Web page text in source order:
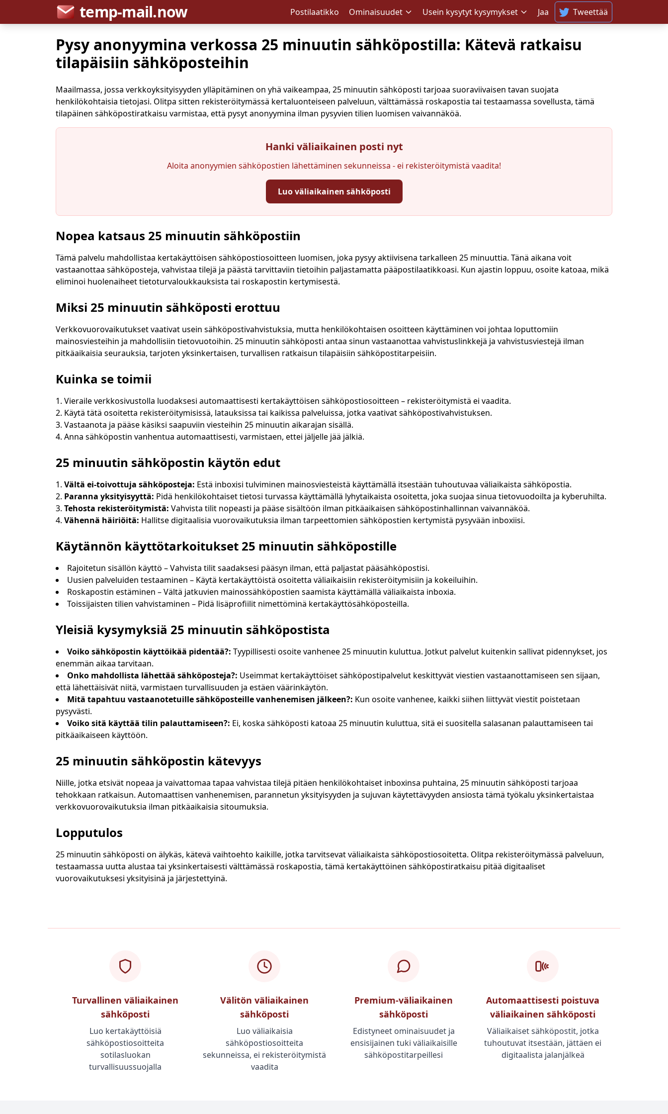
temp-mail.now Postilaatikko Ominaisuudet Usein kysytyt kysymykset Jaa Tweettää
Pysy anonyymina verkossa 25 minuutin sähköpostilla: Kätevä ratkaisu
tilapäisiin sähköposteihin
Maailmassa, jossa verkkoyksityisyyden ylläpitäminen on yhä vaikeampaa, 25 minuutin sähköposti tarjoaa suoraviivaisen tavan suojata
henkilökohtaisia tietojasi. Olitpa sitten rekisteröitymässä kertaluonteiseen palveluun, välttämässä roskapostia tai testaamassa sovellusta, tämä
tilapäinen sähköpostiratkaisu varmistaa, että pysyt anonyymina ilman pysyvien tilien luomisen vaivannäköä.
Hanki väliaikainen posti nyt
Aloita anonyymien sähköpostien lähettäminen sekunneissa - ei rekisteröitymistä vaadita!
Luo väliaikainen sähköposti
Tilapäinen sähköpostiosoite:
Kopioi
Lähettäjä Aihe Toiminto
Nopea katsaus 25 minuutin sähköpostiin
Tämä palvelu mahdollistaa kertakäyttöisen sähköpostiosoitteen luomisen, joka pysyy aktiivisena tarkalleen 25 minuuttia. Tänä aikana voit
vastaanottaa sähköposteja, vahvistaa tilejä ja päästä tarvittaviin tietoihin paljastamatta pääpostilaatikkoasi. Kun ajastin loppuu, osoite katoaa, mikä
eliminoi huolenaiheet tietoturvaloukkauksista tai roskapostin kertymisestä.
Miksi 25 minuutin sähköposti erottuu
Verkkovuorovaikutukset vaativat usein sähköpostivahvistuksia, mutta henkilökohtaisen osoitteen käyttäminen voi johtaa loputtomiin
mainosviesteihin ja mahdollisiin tietovuotoihin. 25 minuutin sähköposti antaa sinun vastaanottaa vahvistuslinkkejä ja vahvistusviestejä ilman
pitkäaikaisia seurauksia, tarjoten yksinkertaisen, turvallisen ratkaisun tilapäisiin sähköpostitarpeisiin.
Kuinka se toimii
Vieraile verkkosivustolla luodaksesi automaattisesti kertakäyttöisen sähköpostiosoitteen – rekisteröitymistä ei vaadita.
Käytä tätä osoitetta rekisteröitymisissä, latauksissa tai kaikissa palveluissa, jotka vaativat sähköpostivahvistuksen.
Vastaanota ja pääse käsiksi saapuviin viesteihin 25 minuutin aikarajan sisällä.
Anna sähköpostin vanhentua automaattisesti, varmistaen, ettei jäljelle jää jälkiä.
25 minuutin sähköpostin käytön edut
Vältä ei-toivottuja sähköposteja: Estä inboxisi tulviminen mainosviesteistä käyttämällä itsestään tuhoutuvaa väliaikaista sähköpostia.
Paranna yksityisyyttä: Pidä henkilökohtaiset tietosi turvassa käyttämällä lyhytaikaista osoitetta, joka suojaa sinua tietovuodoilta ja kyberuhilta.
Tehosta rekisteröitymistä: Vahvista tilit nopeasti ja pääse sisältöön ilman pitkäaikaisen sähköpostinhallinnan vaivannäköä.
Vähennä häiriöitä: Hallitse digitaalisia vuorovaikutuksia ilman tarpeettomien sähköpostien kertymistä pysyvään inboxiisi.
Käytännön käyttötarkoitukset 25 minuutin sähköpostille
Rajoitetun sisällön käyttö – Vahvista tilit saadaksesi pääsyn ilman, että paljastat pääsähköpostisi.
Uusien palveluiden testaaminen – Käytä kertakäyttöistä osoitetta väliaikaisiin rekisteröitymisiin ja kokeiluihin.
Roskapostin estäminen – Vältä jatkuvien mainossähköpostien saamista käyttämällä väliaikaista inboxia.
Toissijaisten tilien vahvistaminen – Pidä lisäprofiilit nimettöminä kertakäyttösähköposteilla.
Yleisiä kysymyksiä 25 minuutin sähköpostista
Voiko sähköpostin käyttöikää pidentää?: Tyypillisesti osoite vanhenee 25 minuutin kuluttua. Jotkut palvelut kuitenkin sallivat pidennykset, jos
enemmän aikaa tarvitaan.
Onko mahdollista lähettää sähköposteja?: Useimmat kertakäyttöiset sähköpostipalvelut keskittyvät viestien vastaanottamiseen sen sijaan,
että lähettäisivät niitä, varmistaen turvallisuuden ja estäen väärinkäytön.
Mitä tapahtuu vastaanotetuille sähköposteille vanhenemisen jälkeen?: Kun osoite vanhenee, kaikki siihen liittyvät viestit poistetaan
pysyvästi.
Voiko sitä käyttää tilin palauttamiseen?: Ei, koska sähköposti katoaa 25 minuutin kuluttua, sitä ei suositella salasanan palauttamiseen tai
pitkäaikaiseen käyttöön.
25 minuutin sähköpostin kätevyys
Niille, jotka etsivät nopeaa ja vaivattomaa tapaa vahvistaa tilejä pitäen henkilökohtaiset inboxinsa puhtaina, 25 minuutin sähköposti tarjoaa
tehokkaan ratkaisun. Automaattisen vanhenemisen, parannetun yksityisyyden ja sujuvan käytettävyyden ansiosta tämä työkalu yksinkertaistaa
verkkovuorovaikutuksia ilman pitkäaikaisia sitoumuksia.
Lopputulos
25 minuutin sähköposti on älykäs, kätevä vaihtoehto kaikille, jotka tarvitsevat väliaikaista sähköpostiosoitetta. Olitpa rekisteröitymässä palveluun,
testaamassa uutta alustaa tai yksinkertaisesti välttämässä roskapostia, tämä kertakäyttöinen sähköpostiratkaisu pitää digitaaliset
vuorovaikutuksesi yksityisinä ja järjestettyinä.
Turvallinen väliaikainen
sähköposti
Luo kertakäyttöisiä
sähköpostiosoitteita
sotilasluokan
turvallisuussuojalla
Välitön väliaikainen
sähköposti
Luo väliaikaisia
sähköpostiosoitteita
sekunneissa, ei rekisteröitymistä
vaadita
Premium-väliaikainen
sähköposti
Edistyneet ominaisuudet ja
ensisijainen tuki väliaikaisille
sähköpostitarpeillesi
Automaattisesti poistuva
väliaikainen sähköposti
Väliaikaiset sähköpostit, jotka
tuhoutuvat itsestään, jättäen ei
digitaalista jalanjälkeä